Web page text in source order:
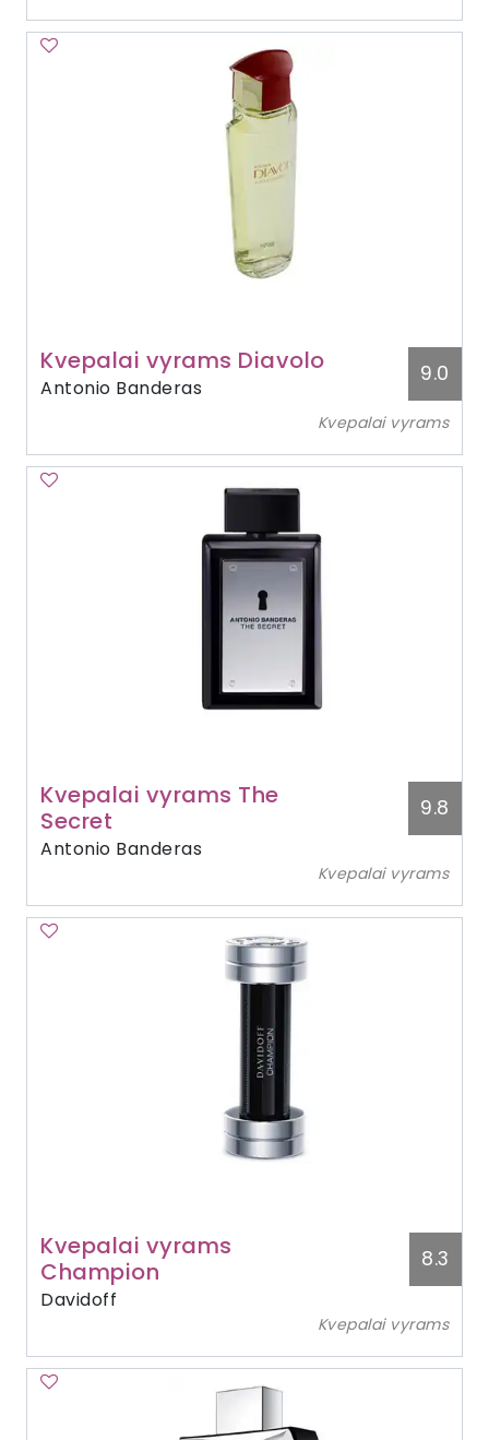
Kvepalai vyrams Diavolo
Antonio Banderas
9.0
Kvepalai vyrams
Kvepalai vyrams The
Secret
Antonio Banderas
9.8
Kvepalai vyrams
Kvepalai vyrams
Champion
Davidoff
8.3
Kvepalai vyrams